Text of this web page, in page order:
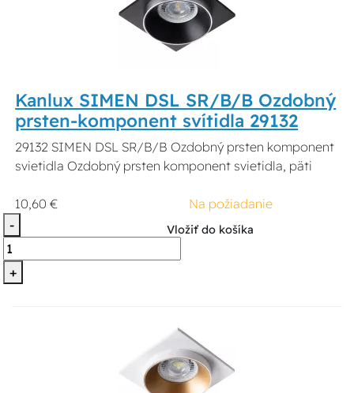
Kanlux SIMEN DSL SR/B/B Ozdobný
prsten-komponent svítidla 29132
29132 SIMEN DSL SR/B/B Ozdobný prsten komponent
svietidla Ozdobný prsten komponent svietidla, päti
10,60 €
Na požiadanie
-
+
Vložiť do košíka